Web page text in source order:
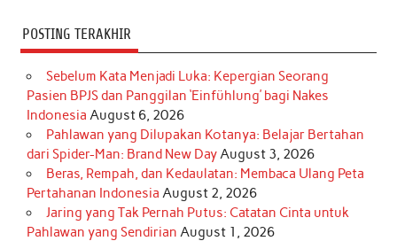
POSTING TERAKHIR
Sebelum Kata Menjadi Luka: Kepergian Seorang
Pasien BPJS dan Panggilan ‘Einfühlung’ bagi Nakes
Indonesia August 6, 2026
Pahlawan yang Dilupakan Kotanya: Belajar Bertahan
dari Spider-Man: Brand New DayAugust 3, 2026
Beras, Rempah, dan Kedaulatan: Membaca Ulang Peta
Pertahanan Indonesia August 2, 2026
Jaring yang Tak Pernah Putus: Catatan Cinta untuk
Pahlawan yang Sendirian August 1, 2026